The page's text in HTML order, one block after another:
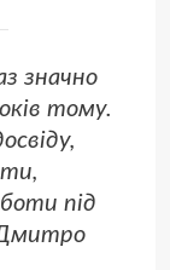
значно
тому.
під
Дмитро